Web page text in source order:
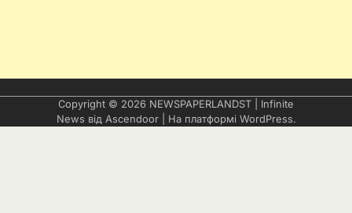
Copyright © 2026 NEWSPAPERLANDST | Infinite
News від Ascendoor| На платформі WordPress.